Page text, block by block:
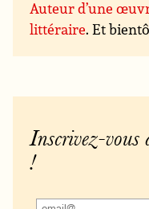
Auteur d’une
littéraire. Et
Inscrivez-vous
!